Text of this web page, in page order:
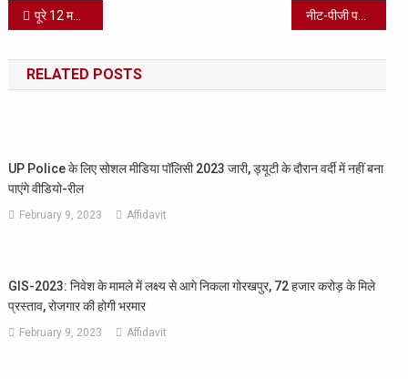
Post
navigation
पूरे 12 महीने करेंगे मुफ्त में बातें, नहीं कटेगा फोन, SMS और डेटा भी मुफ्त, Airtel का तगड़ा 150 रुपये का प्लान, पूरे 12 महीने करेंगे मुफ्त में बातें, नहीं कटेगा फोन,
RELATED POSTS
UP Police के लिए सोशल मीडिया पॉलिसी 2023 जारी, ड्यूटी के दौरान वर्दी में नहीं बना
पाएंगे वीडियो-रील
February 9, 2023 Affidavit
GIS-2023: निवेश के मामले में लक्ष्य से आगे निकला गोरखपुर, 72 हजार करोड़ के मिले
प्रस्ताव, रोजगार की होगी भरमार
February 9, 2023 Affidavit